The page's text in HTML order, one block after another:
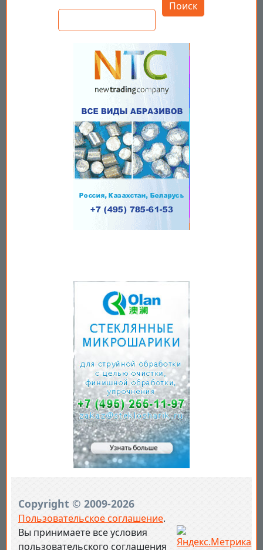
Copyright © 2009-2026
Пользовательское соглашение.
Вы принимаете все условия
пользовательского соглашения